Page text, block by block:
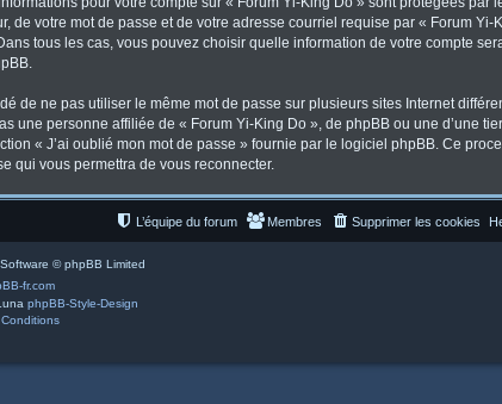
votre mot de passe et de votre adresse courriel requise par « Forum Yi-
tous les cas, vous pouvez choisir quelle information de votre compte
de ne pas utiliser le même mot de passe sur plusieurs sites Internet
une personne affiliée de « Forum Yi-King Do », de phpBB ou une d’une
« J’ai oublié mon mot de passe » fournie par le logiciel phpBB. Ce
qui vous permettra de vous reconnecter.
Supprimer les cookies
Membres
L’équipe du forum
© phpBB Limited
fr.com
phpBB-Style-Design
Conditions